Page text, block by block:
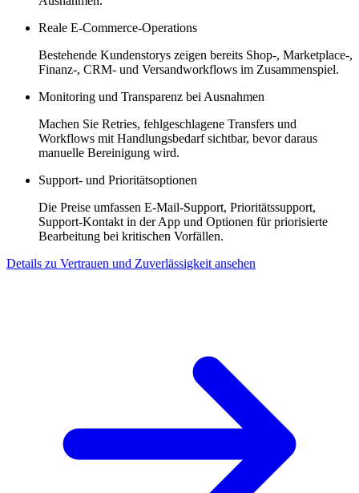
Reale E-Commerce-Operations
Bestehende Kundenstorys zeigen bereits Shop-, Marketplace-,
Finanz-, CRM- und Versandworkflows im Zusammenspiel.
Monitoring und Transparenz bei Ausnahmen
Machen Sie Retries, fehlgeschlagene Transfers und
Workflows mit Handlungsbedarf sichtbar, bevor daraus
manuelle Bereinigung wird.
Support- und Prioritätsoptionen
Die Preise umfassen E-Mail-Support, Prioritätssupport,
Support-Kontakt in der App und Optionen für priorisierte
Bearbeitung bei kritischen Vorfällen.
Details zu Vertrauen und Zuverlässigkeit ansehen